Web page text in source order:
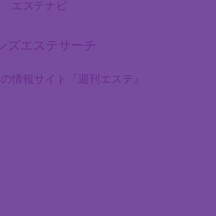
エステナビ
ズエステサーチ
情報サイト『週刊エステ』